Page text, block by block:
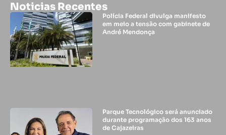
Noticias Recentes
Polícia Federal divulga manifesto
em meio a tensão com gabinete de
André Mendonça
Parque Tecnológico será anunciado
durante programação dos 163 anos
de Cajazeiras